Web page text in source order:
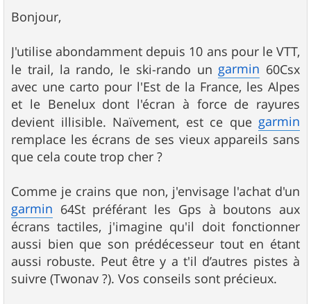
s
s
g
e
Bonjour,
J'utilise abondamment depuis 10 ans pour le VTT,
le trail, la rando, le ski-rando ungarmin 60Csx
avec une carto pour l'Est de la France, les Alpes
et le Benelux dont l'écran à force de rayures
devient illisible. Naïvement, est ce que garmin
remplace les écrans de ses vieux appareils sans
que cela coute trop cher ?
Comme je crains que non, j'envisage l'achat d'un
garmin 64St préférant les Gps à boutons aux
écrans tactiles, j'imagine qu'il doit fonctionner
aussi bien que son prédécesseur tout en étant
aussi robuste. Peut être y a t'il d’autres pistes à
suivre (Twonav ?). Vos conseils sont précieux.